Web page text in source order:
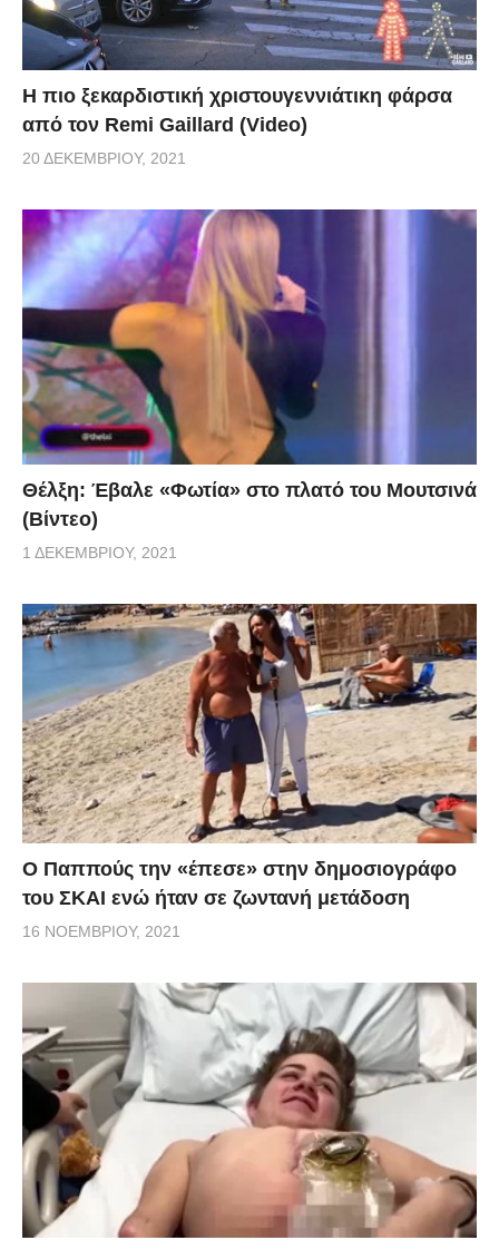
Η πιο ξεκαρδιστική χριστουγεννιάτικη φάρσα
από τον Remi Gaillard (Video)
20 ΔΕΚΕΜΒΡΊΟΥ, 2021
Θέλξη: Έβαλε «Φωτία» στο πλατό του Μουτσινά
(Βίντεο)
1 ΔΕΚΕΜΒΡΊΟΥ, 2021
Ο Παππούς την «έπεσε» στην δημοσιογράφο
του ΣΚΑΙ ενώ ήταν σε ζωντανή μετάδοση
16 ΝΟΕΜΒΡΊΟΥ, 2021